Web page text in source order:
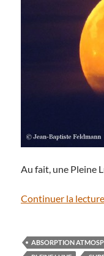
Au fait, une Pleine
Continuer la
ABSORPTION